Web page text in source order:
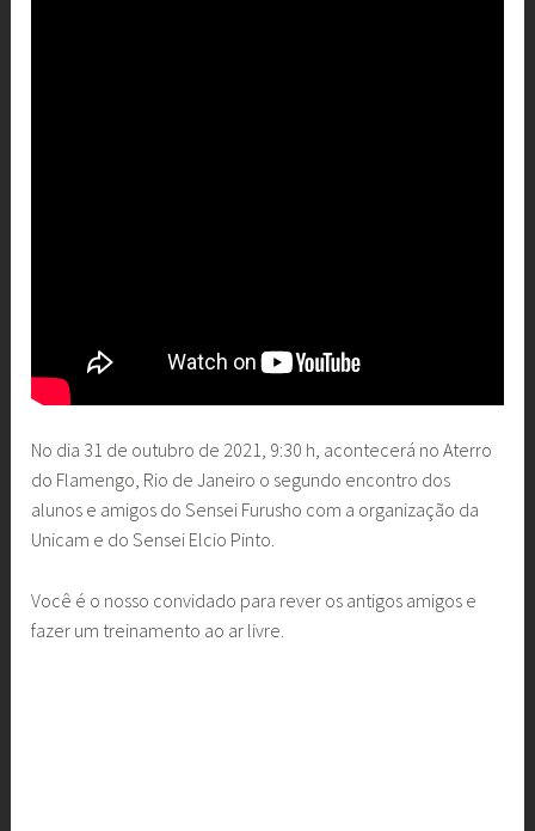
No dia 31 de outubro de 2021, 9:30 h, acontecerá no Aterro
do Flamengo, Rio de Janeiro o segundo encontro dos
alunos e amigos do Sensei Furusho com a organização da
Unicam e do Sensei Elcio Pinto.
Você é o nosso convidado para rever os antigos amigos e
fazer um treinamento ao ar livre.